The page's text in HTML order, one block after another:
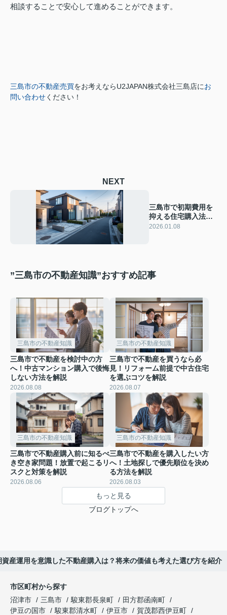
相談することで安心して進めることができます。
三島市の不動産売買をお考えならU2JAPAN株式会社三島店にお
問い合わせください！
NEXT
三島市で初期費用を
抑える住宅購入法と
は？費用項目と工夫
2026.01.08
”三島市の不動産知識”おすすめ記事
三島市の不動産知識
三島市で不動産を検討中の方
へ！中古マンション購入で後悔
しない方法を解説
2026.08.08
三島市の不動産知識
三島市で不動産を買うなら必
見！リフォーム前提で中古住宅
を選ぶコツを解説
2026.08.07
三島市の不動産知識
三島市で不動産購入前に知るべ
き空き家問題！放置で起こるリ
スクと対策を解説
2026.08.06
三島市の不動産知識
三島市で不動産を購入したい方
へ！土地探しで優先順位を決め
る方法を解説
2026.08.03
もっと見る
ブログトップへ
産運用を意識した不動産購入は？将来の価値も考えた選び方を紹介
市区町村から探す
沼津市
三島市 駿東郡長泉町
田方郡函南町
伊豆の国市
駿東郡清水町 伊豆市
賀茂郡西伊豆町